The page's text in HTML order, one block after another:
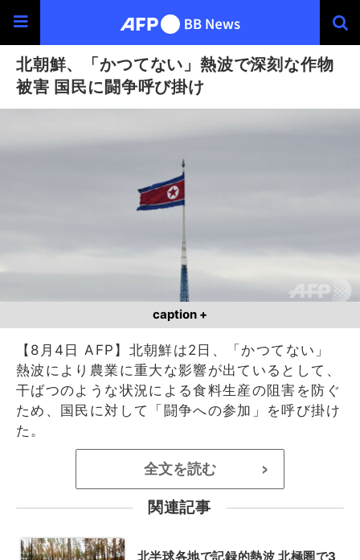
北朝鮮、「かつてない」熱波で深刻な作物
被害 国民に闘争呼び掛け
caption +
【8月4日 AFP】北朝鮮は2日、「かつてない」
熱波により農業に重大な影響が出ているとして、
干ばつのような状況による食料生産の阻害を防ぐ
ため、国民に対して「闘争への参加」を呼び掛け
た。
全文を読む >
関連記事
北半球各地で記録的熱波 北極圏で3